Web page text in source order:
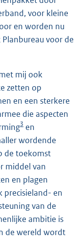
voor kleine
en worden nu
voor de
mij ook
zetten op
en een sterkere
die aspecten
3 en
wordende
de toekomst
middel van
en plagen
precisieland- en
van de
ambitie is
de wereld wordt